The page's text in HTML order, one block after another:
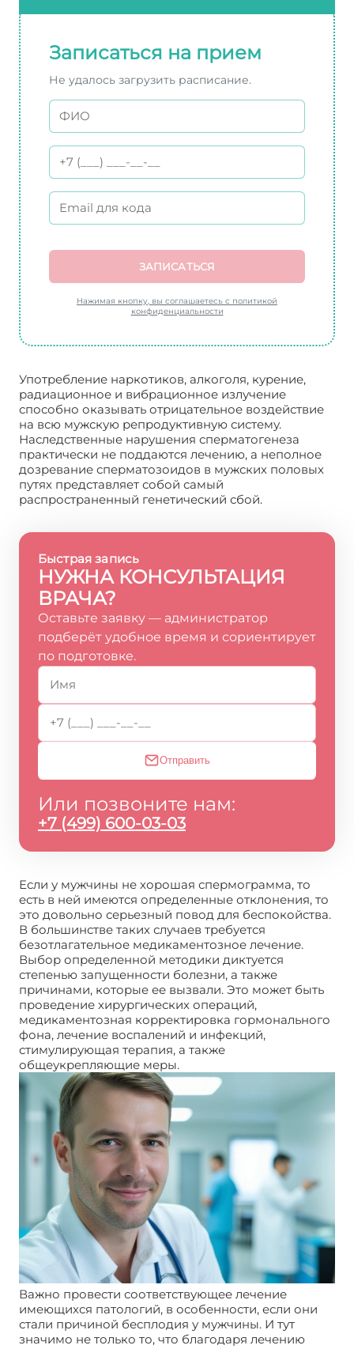
Записаться на прием
Не удалось загрузить расписание.
ЗАПИСАТЬСЯ
Нажимая кнопку, вы соглашаетесь с политикой
конфиденциальности
Употребление наркотиков, алкоголя, курение,
радиационное и вибрационное излучение
способно оказывать отрицательное воздействие
на всю мужскую репродуктивную систему.
Наследственные нарушения сперматогенеза
практически не поддаются лечению, а неполное
дозревание сперматозоидов в мужских половых
путях представляет собой самый
распространенный генетический сбой.
Быстрая запись
НУЖНА КОНСУЛЬТАЦИЯ
ВРАЧА?
Оставьте заявку — администратор
подберёт удобное время и сориентирует
по подготовке.
Отправить
Или позвоните нам:
+7 (499) 600-03-03
Если у мужчины не хорошая спермограмма, то
есть в ней имеются определенные отклонения, то
это довольно серьезный повод для беспокойства.
В большинстве таких случаев требуется
безотлагательное медикаментозное лечение.
Выбор определенной методики диктуется
степенью запущенности болезни, а также
причинами, которые ее вызвали. Это может быть
проведение хирургических операций,
медикаментозная корректировка гормонального
фона, лечение воспалений и инфекций,
стимулирующая терапия, а также
общеукрепляющие меры.
Важно провести соответствующее лечение
имеющихся патологий, в особенности, если они
стали причиной бесплодия у мужчины. И тут
значимо не только то, что благодаря лечению